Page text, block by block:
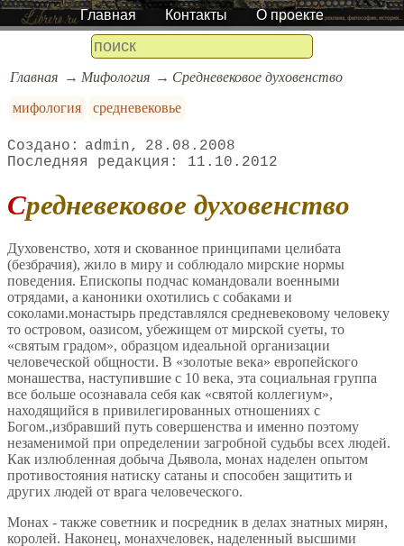
Главная Контакты О проекте
Главная Мифология
Средневековое духовенство
мифология
средневековье
admin
28.08.2008
11.10.2012
Средневековое духовенство
Духовенство, хотя и скованное принципами целибата
(безбрачия), жило в миру и соблюдало мирские нормы
поведения. Епископы подчас командовали военными
отрядами, а каноники охотились с собаками и
соколами.монастырь представлялся средневековому человеку
то островом, оазисом, убежищем от мирской суеты, то
«святым градом», образцом идеальной организации
человеческой общности. В «золотые века» европейского
монашества, наступившие с 10 века, эта социальная группа
все больше осознавала себя как «святой коллегиум»,
находящийся в привилегированных отношениях с
Богом.,избравший путь совершенства и именно поэтому
незаменимой при определении загробной судьбы всех людей.
Как излюбленная добыча Дьявола, монах наделен опытом
противостояния натиску сатаны и способен защитить и
других людей от врага человеческого.
Монах - также советник и посредник в делах знатных мирян,
королей. Наконец, монахчеловек, наделенный высшими